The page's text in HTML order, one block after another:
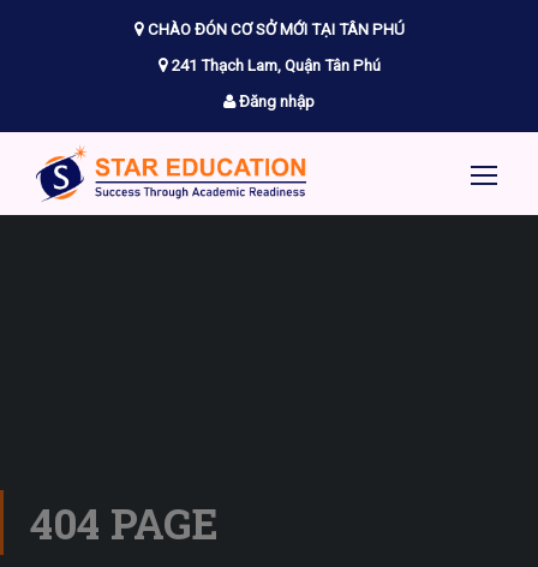
CHÀO ĐÓN CƠ SỞ MỚI TẠI TÂN PHÚ
241 Thạch Lam, Quận Tân Phú
Đăng nhập
404 PAGE